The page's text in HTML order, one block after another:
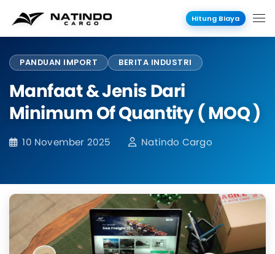
Hitung Biaya
PANDUAN IMPORT BERITA INDUSTRI
Manfaat & Jenis Dari
Minimum Of Quantity ( MOQ )
10 November 2025 Natindo Cargo